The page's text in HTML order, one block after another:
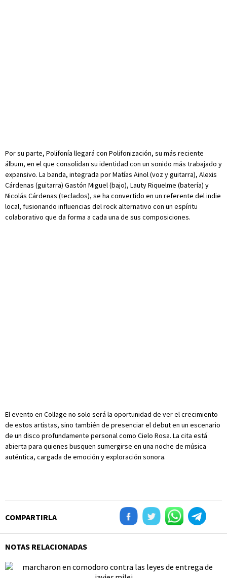
Por su parte, Polifonía llegará con Polifonización, su más reciente
álbum, en el que consolidan su identidad con un sonido más trabajado y
expansivo. La banda, integrada por Matías Ainol (voz y guitarra), Alexis
Cárdenas (guitarra) Gastón Miguel (bajo), Lauty Riquelme (batería) y
Nicolás Cárdenas (teclados), se ha convertido en un referente del indie
local, fusionando influencias del rock alternativo con un espíritu
colaborativo que da forma a cada una de sus composiciones.
El evento en Collage no solo será la oportunidad de ver el crecimiento
de estos artistas, sino también de presenciar el debut en un escenario
de un disco profundamente personal como Cielo Rosa. La cita está
abierta para quienes busquen sumergirse en una noche de música
auténtica, cargada de emoción y exploración sonora.
COMPARTIRLA
NOTAS RELACIONADAS